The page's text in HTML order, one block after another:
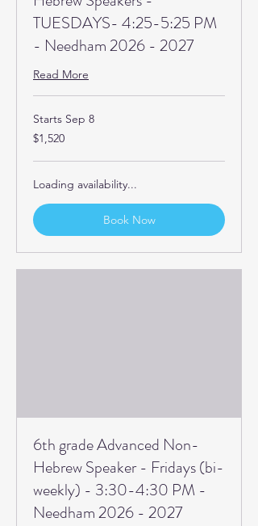
TUESDAYS- 4:25-5:25 PM
- Needham 2026 - 2027
Read More
Starts Sep 8
1,520
US
$1,520
Loading availability...
Book Now
6th grade Advanced Non-
Hebrew Speaker - Fridays (bi-
weekly) - 3:30-4:30 PM -
Needham 2026 - 2027